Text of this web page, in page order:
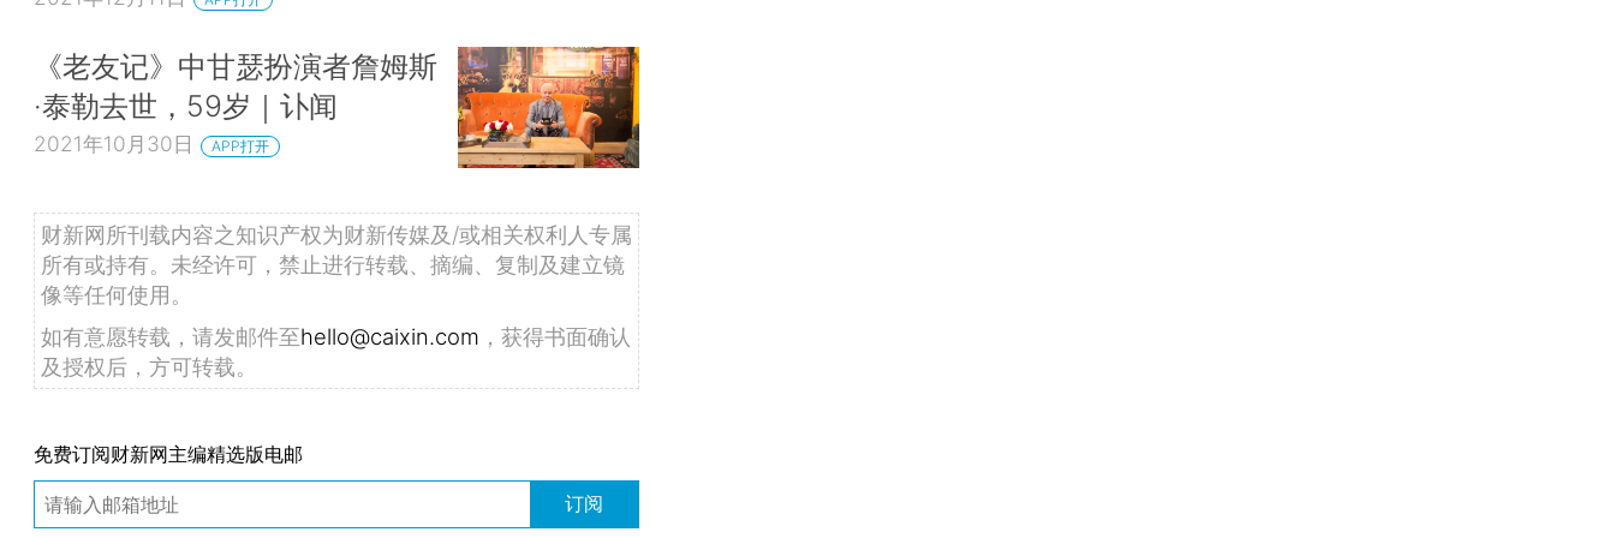
《老友记》中甘瑟扮演者詹姆斯
·泰勒去世，59岁｜讣闻
2021年10月30日 APP打开
财新网所刊载内容之知识产权为财新传媒及/或相关权利人专属
所有或持有。未经许可，禁止进行转载、摘编、复制及建立镜
像等任何使用。
如有意愿转载，请发邮件至hello@caixin.com ，获得书面确认
及授权后，方可转载。
免费订阅财新网主编精选版电邮
订阅